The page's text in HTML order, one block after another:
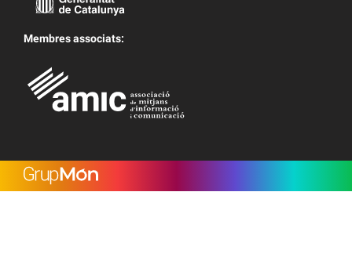
Membres associats: